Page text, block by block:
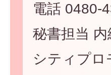
電話 0480-
秘書担当
シティプロ